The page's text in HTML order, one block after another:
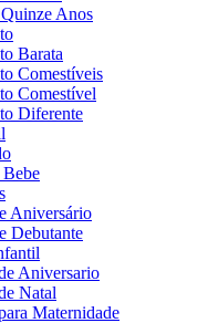
Anos
Barata
Comestíveis
Comestível
Diferente
Aniversário
Debutante
Aniversario
Natal
Maternidade